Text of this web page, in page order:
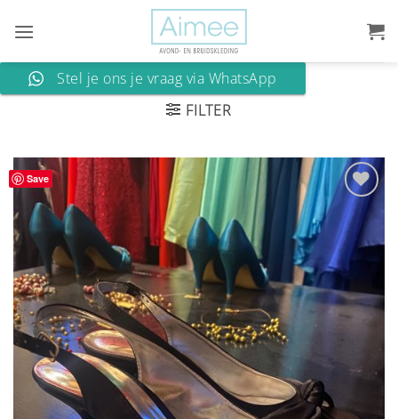
naar
Stel je ons je vraag via WhatsApp
FILTER
Save
Aan
verlanglijst
toevoegen